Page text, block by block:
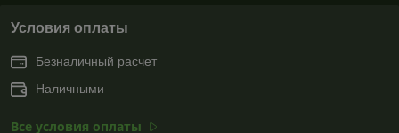
Условия оплаты
Безналичный расчет
Наличными
Все условия оплаты